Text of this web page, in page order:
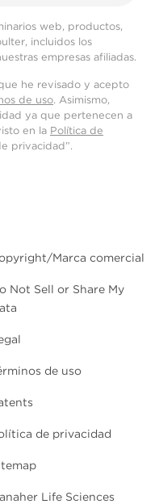
web, productos,
incluidos los
empresas afiliadas.
he revisado y acepto
de uso. Asimismo,
ya que pertenecen a
en la Política de
privacidad”.
Marca comercial
Not Sell or Share My
de uso
de privacidad
Life Sciences